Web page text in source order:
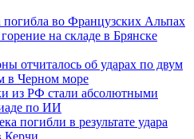
погибла во Французских Альпах
на складе в Брянске
отчиталось об ударах по двум
в Черном море
из РФ стали абсолютными
по ИИ
погибли в результате удара
Керчи